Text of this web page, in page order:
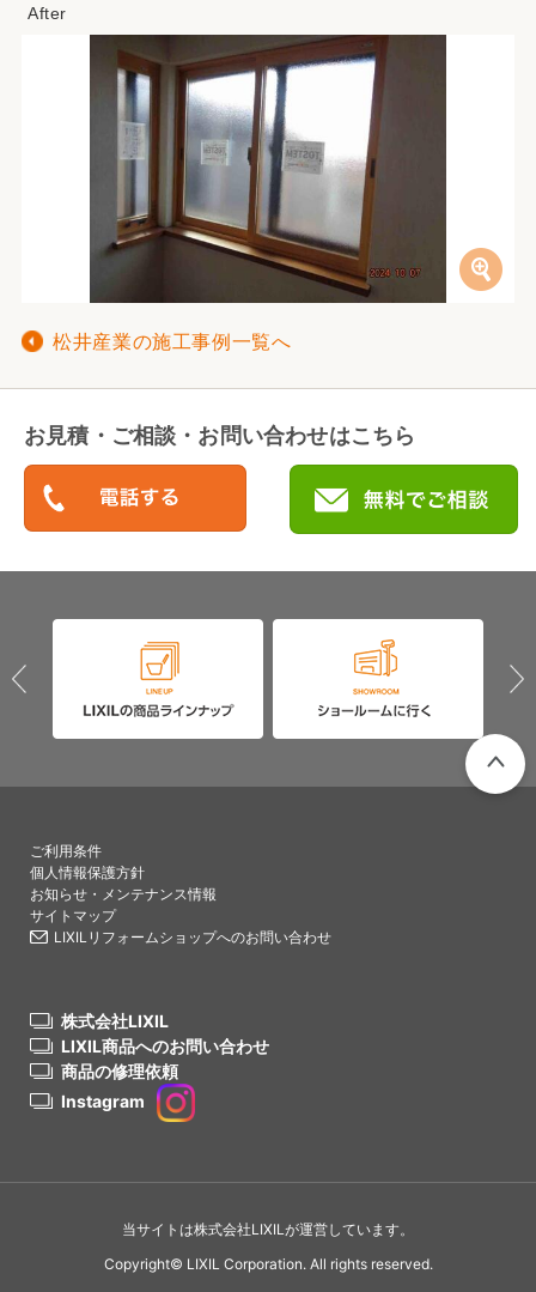
松井産業の施工事例一覧へ
お見積・ご相談・お問い合わせはこちら
ご利用条件
個人情報保護方針
お知らせ・メンテナンス情報
サイトマップ
LIXILリフォームショップへのお問い合わせ
株式会社LIXIL
LIXIL商品へのお問い合わせ
商品の修理依頼
Instagram
当サイトは株式会社LIXILが運営しています。
Copyright© LIXIL Corporation. All rights reserved.